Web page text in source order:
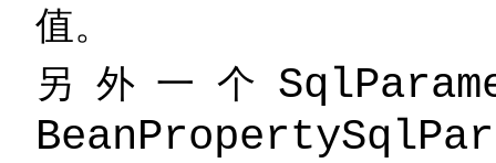
值。
另外一个